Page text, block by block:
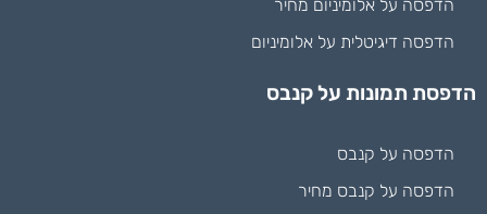
הדפסה על אלומיניום מחיר
הדפסה דיגיטלית על אלומיניום
הדפסת תמונות על קנבס
הדפסה על קנבס
הדפסה על קנבס מחיר